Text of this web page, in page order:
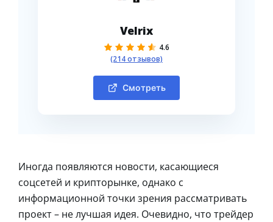
Velrix
4.6
(214 отзывов)
Смотреть
Иногда появляются новости, касающиеся
соцсетей и крипторынке, однако с
информационной точки зрения рассматривать
проект – не лучшая идея. Очевидно, что трейдер